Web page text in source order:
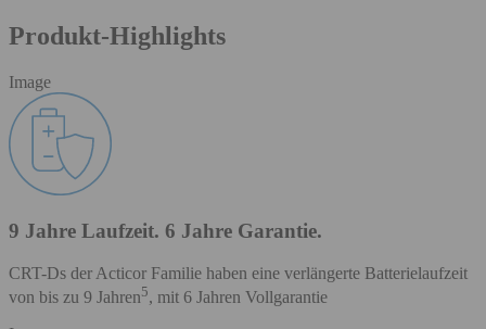
Produkt-Highlights
Image
9 Jahre Laufzeit. 6 Jahre Garantie.
CRT-Ds der Acticor Familie haben eine verlängerte Batterielaufzeit
von bis zu 9 Jahren5, mit 6 Jahren Vollgarantie